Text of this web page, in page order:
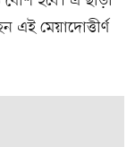
মেয়াদোত্তীর্ণ